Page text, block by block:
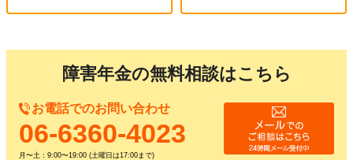
障害年金の無料相談はこちら
お電話でのお問い合わせ
06-6360-4023
月〜土：9:00〜19:00 (土曜日は17:00まで)